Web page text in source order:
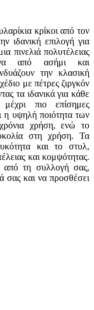
κρίκοι από τον
ιδανική επιλογή για
πινελιά πολυτέλειας
από ασήμι και
την κλασική
με πέτρες ζιργκόν
τα ιδανικά για κάθε
πιο επίσημες
η υψηλή ποιότητα των
χρήση, ενώ το
στη χρήση. Τα
και το στυλ,
και κομψότητας.
από τη συλλογή σας,
σας και να προσθέσει